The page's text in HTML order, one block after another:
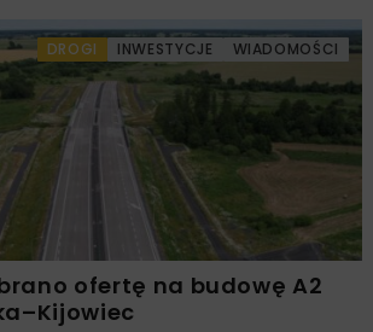
DROGI INWESTYCJE WIADOMOŚCI
ofertę na budowę A2